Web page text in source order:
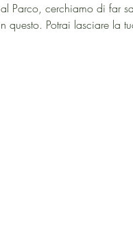
Parco, cerchiamo di far
questo. Potrai lasciare la